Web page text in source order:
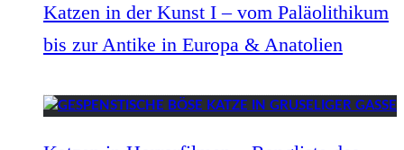
Katzen in der Kunst I – vom Paläolithikum
bis zur Antike in Europa & Anatolien